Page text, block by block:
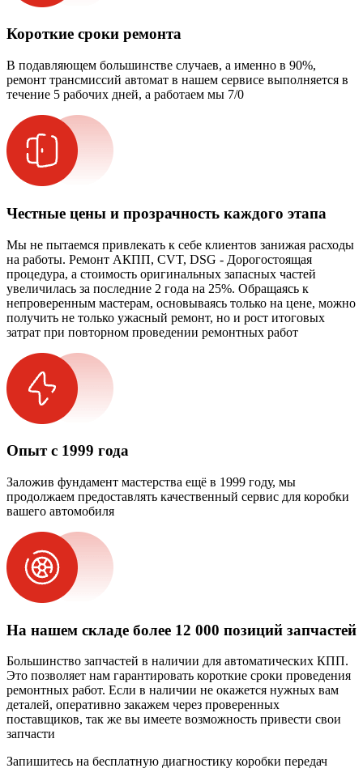
Короткие сроки ремонта
В подавляющем большинстве случаев, а именно в 90%,
ремонт трансмиссий автомат в нашем сервисе выполняется в
течение 5 рабочих дней, а работаем мы 7/0
Честные цены и прозрачность каждого этапа
Мы не пытаемся привлекать к себе клиентов занижая расходы
на работы. Ремонт АКПП, CVT, DSG - Дорогостоящая
процедура, а стоимость оригинальных запасных частей
увеличилась за последние 2 года на 25%. Обращаясь к
непроверенным мастерам, основываясь только на цене, можно
получить не только ужасный ремонт, но и рост итоговых
затрат при повторном проведении ремонтных работ
Опыт с 1999 года
Заложив фундамент мастерства ещё в 1999 году, мы
продолжаем предоставлять качественный сервис для коробки
вашего автомобиля
На нашем складе более 12 000 позиций запчастей
Большинство запчастей в наличии для автоматических КПП.
Это позволяет нам гарантировать короткие сроки проведения
ремонтных работ. Если в наличии не окажется нужных вам
деталей, оперативно закажем через проверенных
поставщиков, так же вы имеете возможность привести свои
запчасти
Запишитесь на бесплатную диагностику коробки передач